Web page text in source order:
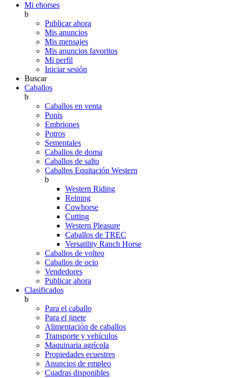
Mi ehorses
b
Publicar ahora
Mis anuncios
Mis mensajes
Mis anuncios favoritos
Mi perfil
Iniciar sesión
Buscar
Caballos
b
Caballos en venta
Ponis
Embriones
Potros
Sementales
Caballos de doma
Caballos de salto
Caballos Equitación Western
b
Western Riding
Reining
Cowhorse
Cutting
Western Pleasure
Caballos de TREC
Versatility Ranch Horse
Caballos de volteo
Caballos de ocio
Vendedores
Publicar ahora
Clasificados
b
Para el caballo
Para el jinete
Alimentación de caballos
Transporte y vehículos
Maquinaria agrícola
Propiedades ecuestres
Anuncios de empleo
Cuadras disponibles